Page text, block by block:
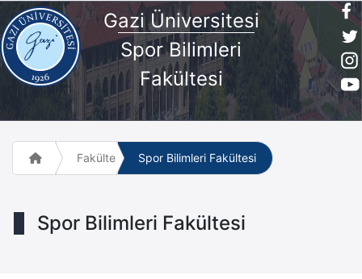
Gazi Üniversitesi
Spor Bilimleri
Fakültesi
Fakülte ve Meslek Yüksek Okulları
Spor Bilimleri Fakültesi
Spor Bilimleri Fakültesi